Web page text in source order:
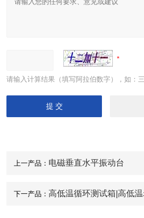
请输入计算结果（填写阿拉伯数字），如：
上一产品： 电磁垂直水平振动台
下一产品： 高低温循环测试箱|高低